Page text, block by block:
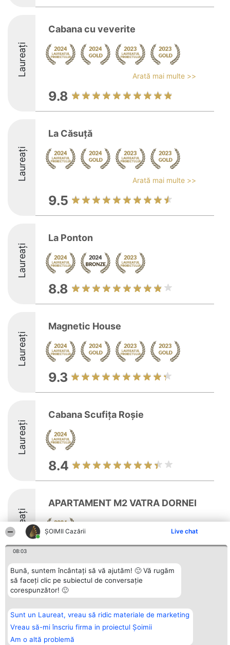
ȘOIMII Cazării Live chat
08:03
Bună, suntem încântați să vă ajutăm! 🙂 Vă rugăm
să faceți clic pe subiectul de conversație
corespunzător! 🙂
Sunt un Laureat, vreau să ridic materiale de marketing
Vreau să-mi înscriu firma in proiectul Șoimii
Am o altă problemă
Laureați
Cabana cu veverite
Arată mai multe >>
9.8
Laureați
La Căsuță
Arată mai multe >>
9.5
Laureați
La Ponton
8.8
Laureați
Magnetic House
9.3
Laureați
Cabana Scufița Roșie
8.4
Laureați
APARTAMENT M2 VATRA DORNEI
Organizator Ranking
BRIGHT SOLUTIONS BR SRL
Sc. A Et. 4 Ap. 13 Cod 061952
CUI 36737675
tel: +40 770 990 492
Câștigătorii
Laureaților
Statut
Contact